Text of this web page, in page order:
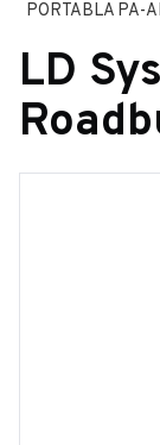
PORTABLA PA-
LD